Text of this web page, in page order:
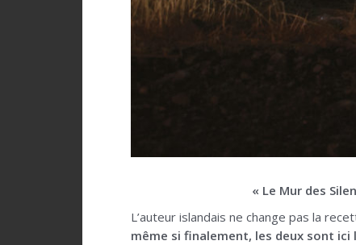
« Le Mur des
L’auteur islandais ne change pas la
même si finalement, les deux sont ici